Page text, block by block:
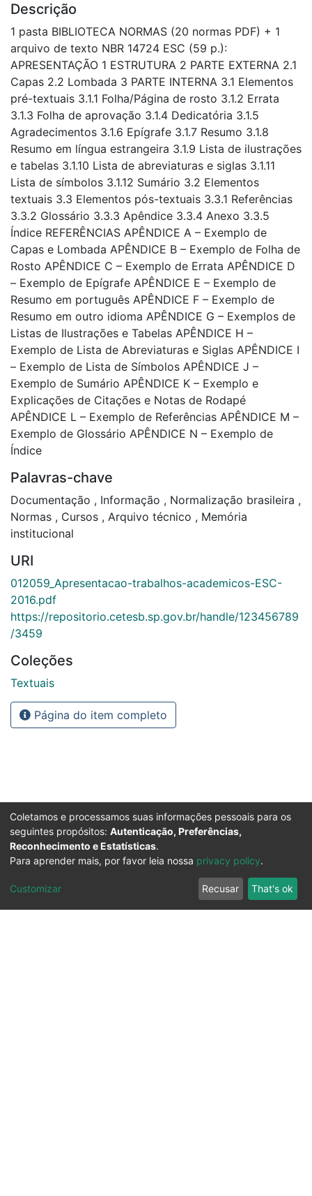
Descrição
1 pasta BIBLIOTECA NORMAS (20 normas PDF) + 1
arquivo de texto NBR 14724 ESC (59 p.):
APRESENTAÇÃO 1 ESTRUTURA 2 PARTE EXTERNA 2.1
Capas 2.2 Lombada 3 PARTE INTERNA 3.1 Elementos
pré-textuais 3.1.1 Folha/Página de rosto 3.1.2 Errata
3.1.3 Folha de aprovação 3.1.4 Dedicatória 3.1.5
Agradecimentos 3.1.6 Epígrafe 3.1.7 Resumo 3.1.8
Resumo em língua estrangeira 3.1.9 Lista de ilustrações
e tabelas 3.1.10 Lista de abreviaturas e siglas 3.1.11
Lista de símbolos 3.1.12 Sumário 3.2 Elementos
textuais 3.3 Elementos pós-textuais 3.3.1 Referências
3.3.2 Glossário 3.3.3 Apêndice 3.3.4 Anexo 3.3.5
Índice REFERÊNCIAS APÊNDICE A – Exemplo de
Capas e Lombada APÊNDICE B – Exemplo de Folha de
Rosto APÊNDICE C – Exemplo de Errata APÊNDICE D
– Exemplo de Epígrafe APÊNDICE E – Exemplo de
Resumo em português APÊNDICE F – Exemplo de
Resumo em outro idioma APÊNDICE G – Exemplos de
Listas de Ilustrações e Tabelas APÊNDICE H –
Exemplo de Lista de Abreviaturas e Siglas APÊNDICE I
– Exemplo de Lista de Símbolos APÊNDICE J –
Exemplo de Sumário APÊNDICE K – Exemplo e
Explicações de Citações e Notas de Rodapé
APÊNDICE L – Exemplo de Referências APÊNDICE M –
Exemplo de Glossário APÊNDICE N – Exemplo de
Índice
Palavras-chave
Documentação , Informação , Normalização brasileira ,
Normas , Cursos , Arquivo técnico , Memória
institucional
URI
012059_Apresentacao-trabalhos-academicos-ESC-
2016.pdf
https://repositorio.cetesb.sp.gov.br/handle/123456789
/3459
Coleções
Textuais
Página do item completo
Coletamos e processamos suas informações pessoais para os
seguintes propósitos: Autenticação, Preferências,
Reconhecimento e Estatísticas.
Para aprender mais, por favor leia nossa privacy policy.
Customizar Recusar That's ok